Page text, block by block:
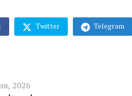
Twitter Telegram
2026